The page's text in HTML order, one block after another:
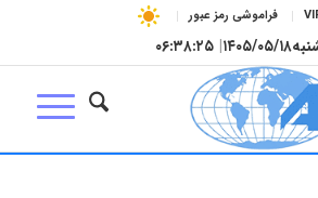
فراموشی رمز عبور
۱۴۰۵/۰۵/۱۸| ۰۶:۳۸:۲۵